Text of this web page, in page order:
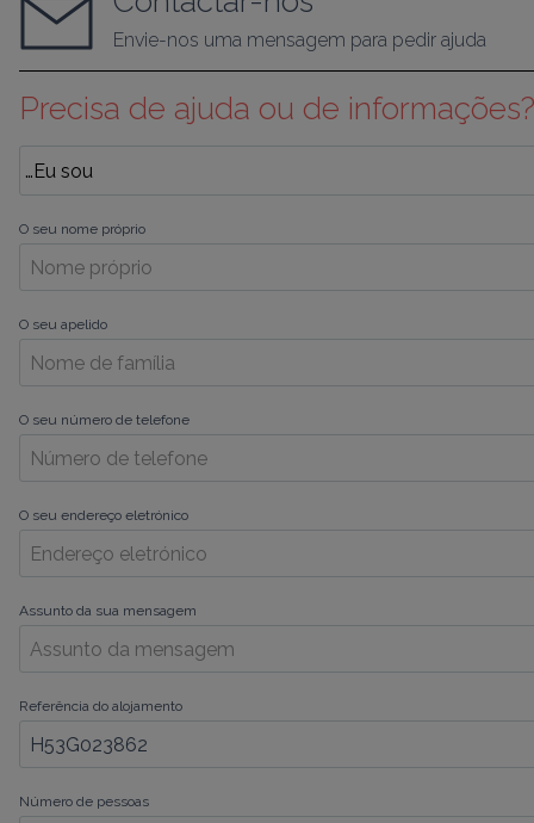
Envie-nos uma mensagem para pedir ajuda
Precisa de ajuda ou de informações?
O seu nome próprio
O seu apelido
O seu número de telefone
O seu endereço eletrónico
Assunto da sua mensagem
Referência do alojamento
Número de pessoas